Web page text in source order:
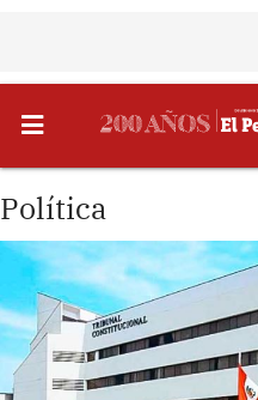
Política